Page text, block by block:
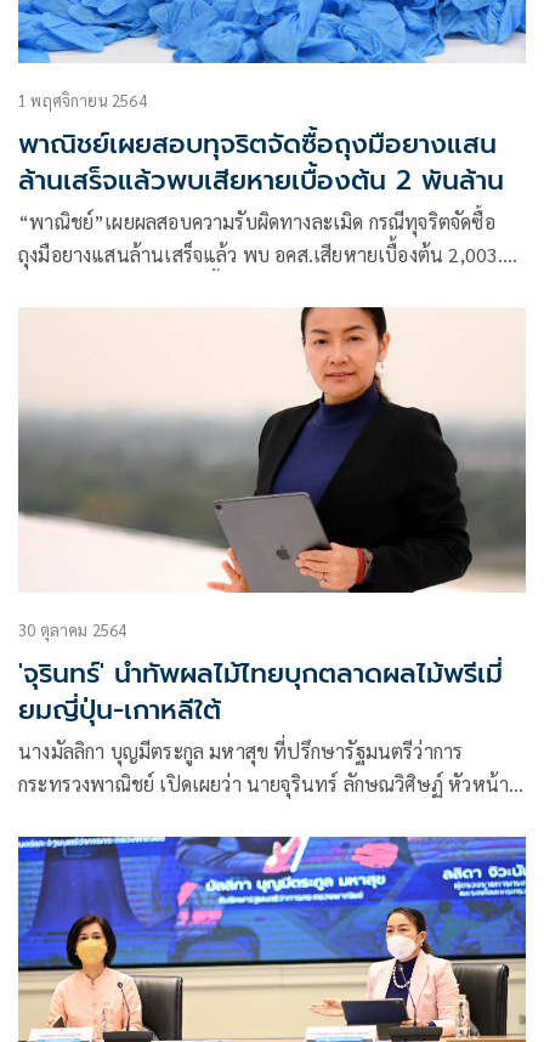
1 พฤศจิกายน 2564
พาณิชย์เผยสอบทุจริตจัดซื้อถุงมือยางแสน
ล้านเสร็จแล้วพบเสียหายเบื้องต้น 2 พันล้าน
“พาณิชย์”เผยผลสอบความรับผิดทางละเมิด กรณีทุจริตจัดซื้อ
ถุงมือยางแสนล้านเสร็จแล้ว พบ อคส.เสียหายเบื้องต้น 2,003.77
ทุจริต 7 รายให้ชดใช้ความเสียหาย แย้ม “พ.ต.อ.รุ่งโรจน์” และ
พวกรวม 3 ราย ส่อโดนชดใช้กว่า 400 ล้าน ผู้บริหารสูงสุดใน
อคส.อีก 1 ราย ชดใช้คนเดียวกว่า 400 ล้าน เตรียมชง ผอ.อคส.
ก่อนส่งคลังดำเนินการ
30 ตุลาคม 2564
'จุรินทร์' นำทัพผลไม้ไทยบุกตลาดผลไม้พรีเมี่
ยมญี่ปุ่น-เกาหลีใต้
นางมัลลิกา บุญมีตระกูล มหาสุข ที่ปรึกษารัฐมนตรีว่าการ
กระทรวงพาณิชย์ เปิดเผยว่า นายจุรินทร์ ลักษณวิศิษฏ์ หัวหน้า